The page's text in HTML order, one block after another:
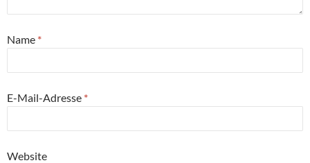
Name *
E-Mail-Adresse *
Website